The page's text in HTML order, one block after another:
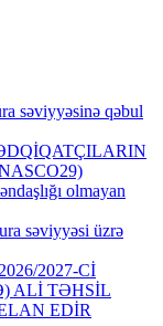
səviyyəsinə qəbul
olmayan
səviyyəsi üzrə
2027-Cİ
ALİ TƏHSİL
EDİR